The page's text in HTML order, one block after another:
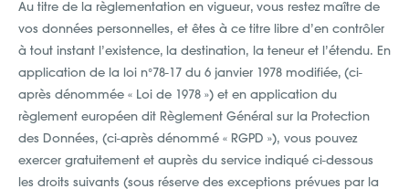
Au titre de la règlementation en vigueur, vous restez maître de
vos données personnelles, et êtes à ce titre libre d’en contrôler
à tout instant l’existence, la destination, la teneur et l’étendu. En
application de la loi n°78-17 du 6 janvier 1978 modifiée, (ci-
après dénommée « Loi de 1978 ») et en application du
règlement européen dit Règlement Général sur la Protection
des Données, (ci-après dénommé « RGPD »), vous pouvez
exercer gratuitement et auprès du service indiqué ci-dessous
les droits suivants (sous réserve des exceptions prévues par la